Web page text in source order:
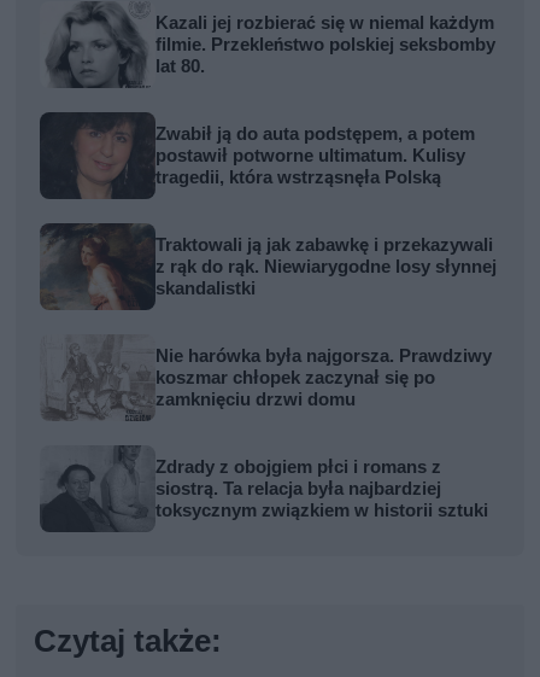
Kazali jej rozbierać się w niemal każdym
filmie. Przekleństwo polskiej seksbomby
lat 80.
Zwabił ją do auta podstępem, a potem
postawił potworne ultimatum. Kulisy
tragedii, która wstrząsnęła Polską
Traktowali ją jak zabawkę i przekazywali
z rąk do rąk. Niewiarygodne losy słynnej
skandalistki
Nie harówka była najgorsza. Prawdziwy
koszmar chłopek zaczynał się po
zamknięciu drzwi domu
Zdrady z obojgiem płci i romans z
siostrą. Ta relacja była najbardziej
toksycznym związkiem w historii sztuki
Czytaj także: